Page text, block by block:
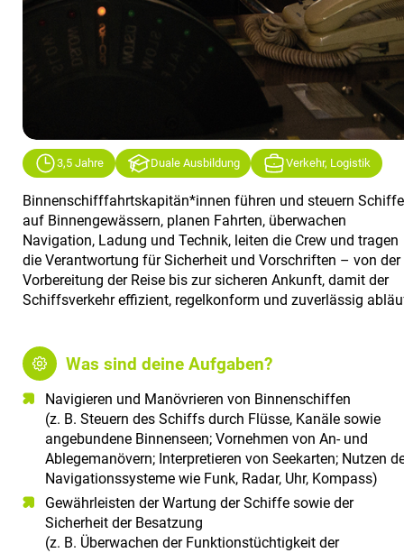
3,5 Jahre Duale Ausbildung Verkehr, Logistik
Binnenschifffahrtskapitän*innen führen und steuern Schiffe
auf Binnengewässern, planen Fahrten, überwachen
Navigation, Ladung und Technik, leiten die Crew und tragen
die Verantwortung für Sicherheit und Vorschriften – von der
Vorbereitung der Reise bis zur sicheren Ankunft, damit der
Schiffsverkehr effizient, regelkonform und zuverlässig
Was sind deine Aufgaben?
Navigieren und Manövrieren von Binnenschiffen
(z. B. Steuern des Schiffs durch Flüsse, Kanäle sowie
angebundene Binnenseen; Vornehmen von An- und
Ablegemanövern; Interpretieren von Seekarten; Nutzen
Navigationssysteme wie Funk, Radar, Uhr, Kompass)
Gewährleisten der Wartung der Schiffe sowie der
Sicherheit der Besatzung
(z. B. Überwachen der Funktionstüchtigkeit der